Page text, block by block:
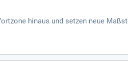
hinaus und setzen neue
Leistungen bei. In einem
Die Carl Zeiss Stiftung verfolgt
Möglichkeiten bei ZEISS und